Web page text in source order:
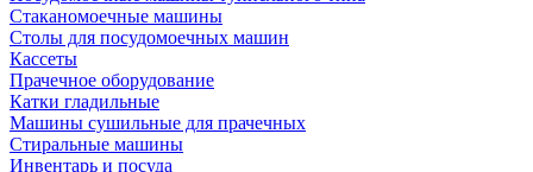
Стаканомоечные машины
Столы для посудомоечных машин
Кассеты
Прачечное оборудование
Катки гладильные
Машины сушильные для прачечных
Стиральные машины
Инвентарь и посуда